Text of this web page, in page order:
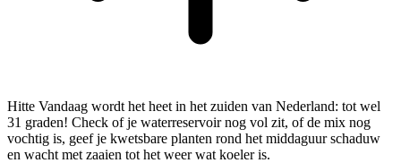
Hitte Vandaag wordt het heet in het zuiden van Nederland: tot wel
31 graden! Check of je waterreservoir nog vol zit, of de mix nog
vochtig is, geef je kwetsbare planten rond het middaguur schaduw
en wacht met zaaien tot het weer wat koeler is.